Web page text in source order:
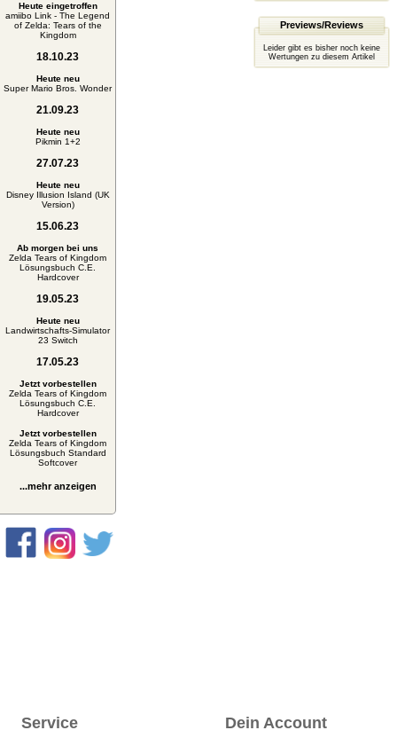
Heute eingetroffen
amiibo Link - The Legend
of Zelda: Tears of the
Kingdom
18.10.23
Heute neu
Super Mario Bros. Wonder
21.09.23
Heute neu
Pikmin 1+2
27.07.23
Heute neu
Disney Illusion Island (UK
Version)
15.06.23
Ab morgen bei uns
Zelda Tears of Kingdom
Lösungsbuch C.E.
Hardcover
19.05.23
Heute neu
Landwirtschafts-Simulator
23 Switch
17.05.23
Jetzt vorbestellen
Zelda Tears of Kingdom
Lösungsbuch C.E.
Hardcover
Jetzt vorbestellen
Zelda Tears of Kingdom
Lösungsbuch Standard
Softcover
...mehr anzeigen
Previews/Reviews
Leider gibt es bisher noch keine
Wertungen zu diesem Artikel
Service Dein Account